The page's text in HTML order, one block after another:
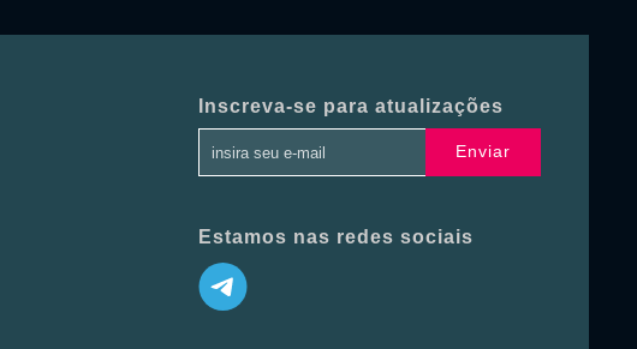
Inscreva-se para atualizações
Enviar
Estamos nas redes sociais